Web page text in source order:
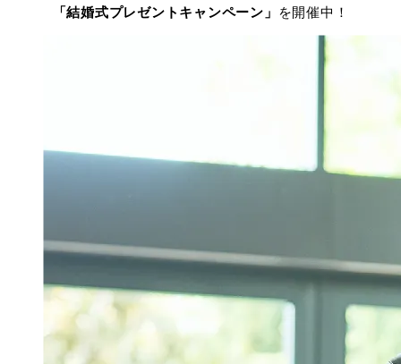
「結婚式プレゼントキャンペーン」 を開催中！